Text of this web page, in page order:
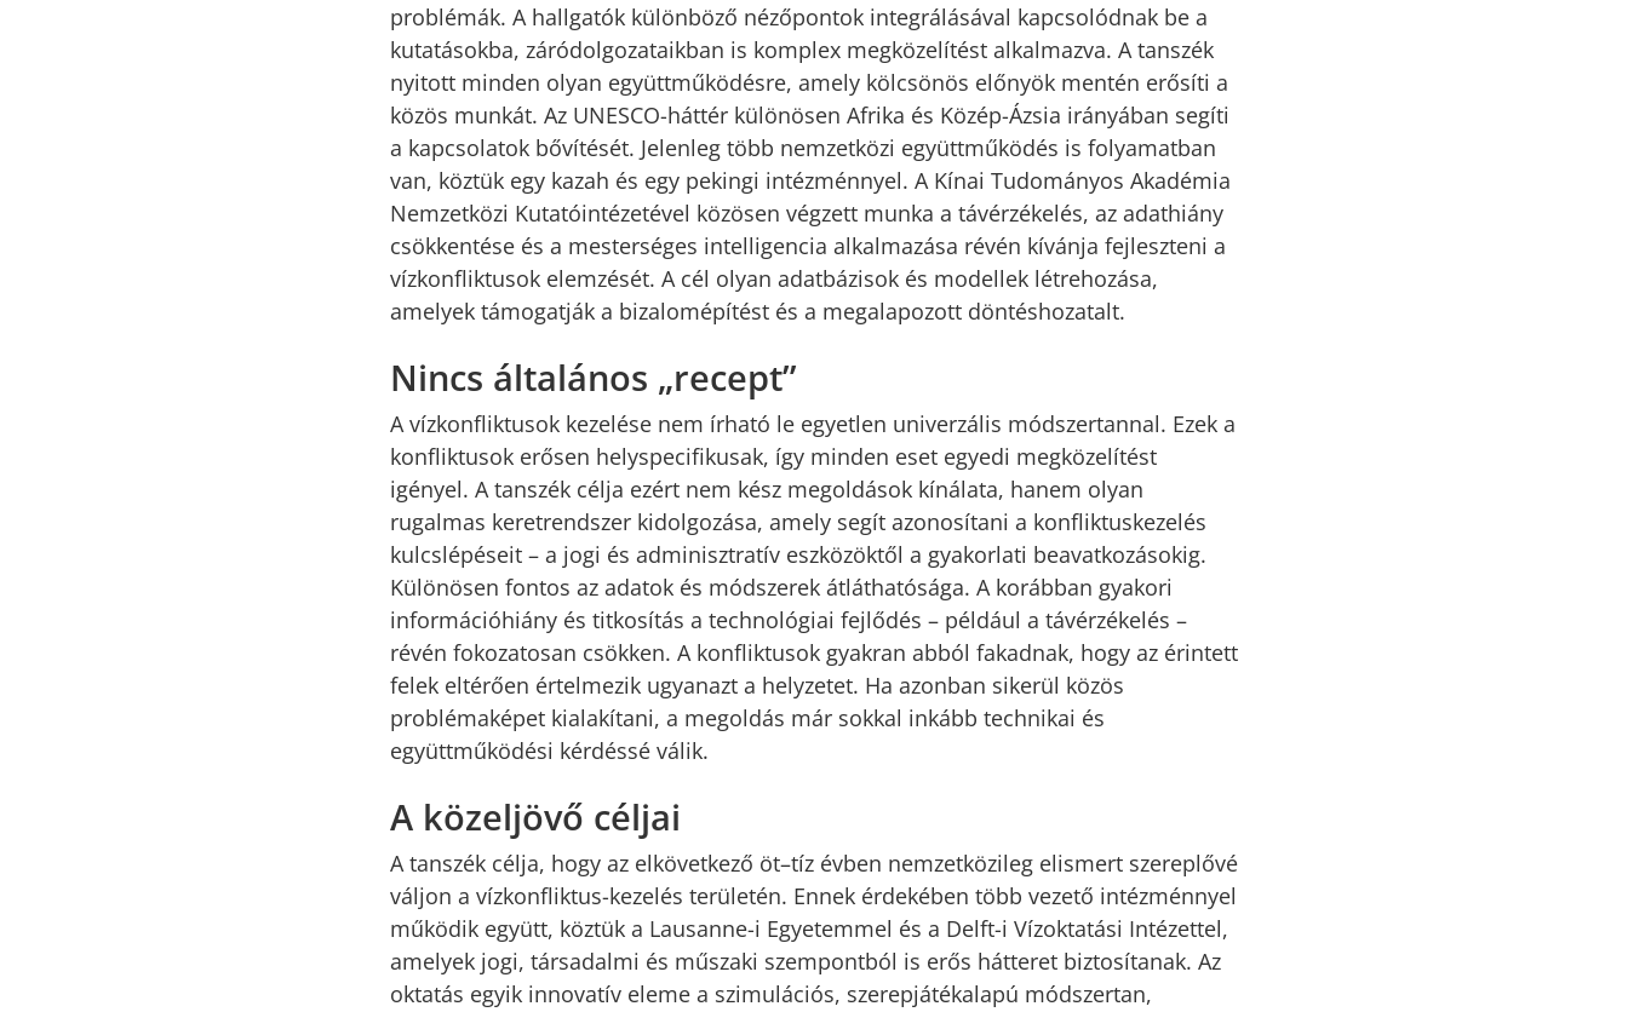
problémák. A hallgatók különböző nézőpontok integrálásával kapcsolódnak be a
kutatásokba, záródolgozataikban is komplex megközelítést alkalmazva. A tanszék
nyitott minden olyan együttműködésre, amely kölcsönös előnyök mentén erősíti a
közös munkát. Az UNESCO-háttér különösen Afrika és Közép-Ázsia irányában segíti
a kapcsolatok bővítését. Jelenleg több nemzetközi együttműködés is folyamatban
van, köztük egy kazah és egy pekingi intézménnyel. A Kínai Tudományos Akadémia
Nemzetközi Kutatóintézetével közösen végzett munka a távérzékelés, az adathiány
csökkentése és a mesterséges intelligencia alkalmazása révén kívánja fejleszteni a
vízkonfliktusok elemzését. A cél olyan adatbázisok és modellek létrehozása,
amelyek támogatják a bizalomépítést és a megalapozott döntéshozatalt.
Nincs általános „recept”
A vízkonfliktusok kezelése nem írható le egyetlen univerzális módszertannal. Ezek a
konfliktusok erősen helyspecifikusak, így minden eset egyedi megközelítést
igényel. A tanszék célja ezért nem kész megoldások kínálata, hanem olyan
rugalmas keretrendszer kidolgozása, amely segít azonosítani a konfliktuskezelés
kulcslépéseit – a jogi és adminisztratív eszközöktől a gyakorlati beavatkozásokig.
Különösen fontos az adatok és módszerek átláthatósága. A korábban gyakori
információhiány és titkosítás a technológiai fejlődés – például a távérzékelés –
révén fokozatosan csökken. A konfliktusok gyakran abból fakadnak, hogy az érintett
felek eltérően értelmezik ugyanazt a helyzetet. Ha azonban sikerül közös
problémaképet kialakítani, a megoldás már sokkal inkább technikai és
együttműködési kérdéssé válik.
A közeljövő céljai
A tanszék célja, hogy az elkövetkező öt–tíz évben nemzetközileg elismert szereplővé
váljon a vízkonfliktus-kezelés területén. Ennek érdekében több vezető intézménnyel
működik együtt, köztük a Lausanne-i Egyetemmel és a Delft-i Vízoktatási Intézettel,
amelyek jogi, társadalmi és műszaki szempontból is erős hátteret biztosítanak. Az
oktatás egyik innovatív eleme a szimulációs, szerepjátékalapú módszertan,